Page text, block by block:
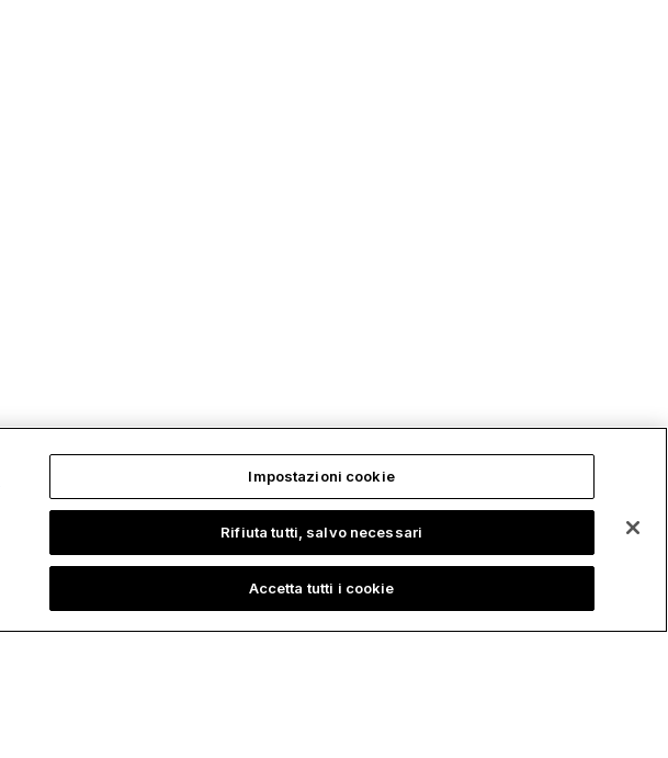
Supporto
Manuale utente
Azienda
Chi siamo
Impostazioni cookie
Rifiuta tutti, salvo necessari
Accetta tutti i cookie